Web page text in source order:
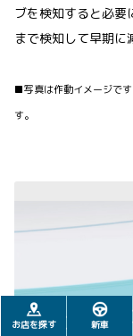
ブを検知すると必要
まで検知して早期に
■写真は作動イメージで
す。
お店を探す 新車